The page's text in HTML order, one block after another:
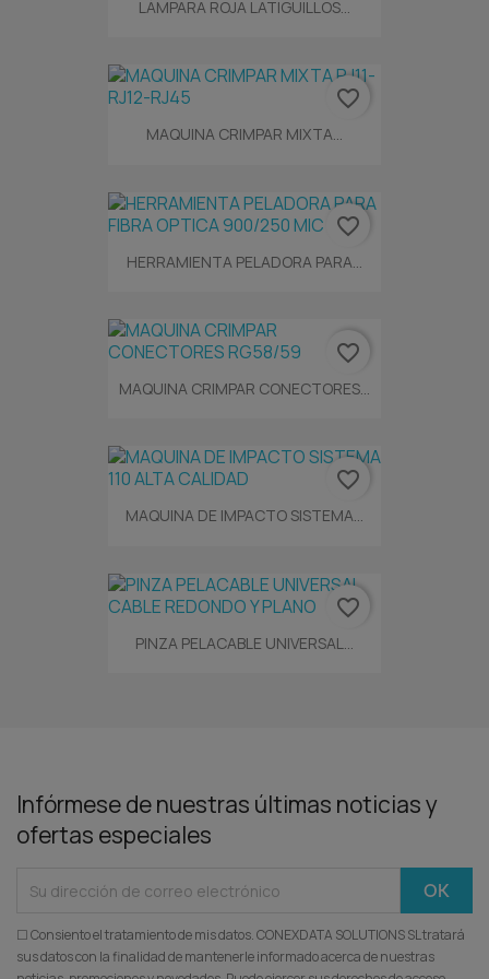
LÁMPARA ROJA LATIGUILLOS...
MAQUINA CRIMPAR MIXTA...
favorite_border
HERRAMIENTA PELADORA PARA...
favorite_border
MAQUINA CRIMPAR CONECTORES...
favorite_border
MAQUINA DE IMPACTO SISTEMA...
favorite_border
PINZA PELACABLE UNIVERSAL...
favorite_border
Infórmese de nuestras últimas noticias y
ofertas especiales
☐ Consiento el tratamiento de mis datos. CONEXDATA SOLUTIONS SL tratará
sus datos con la finalidad de mantenerle informado acerca de nuestras